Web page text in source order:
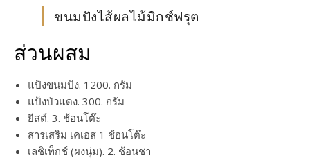
ขนมปังไส้ผลไม้มิกช์ฟรุต
ส่วนผสม
แป้งขนมปัง. 1200. กรัม
แป้งบัวแดง. 300. กรัม
ยีสต์. 3. ช้อนโต๊ะ
สารเสริม เคเอส 1 ช้อนโต๊ะ
เลชิเท็กช์ (ผงนุ่ม). 2. ช้อนชา